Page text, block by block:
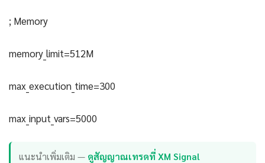
; Memory
memory_limit=512M
max_execution_time=300
max_input_vars=5000
แนะนำเพิ่มเติม — ดูสัญญาณเทรดที่ XM Signal